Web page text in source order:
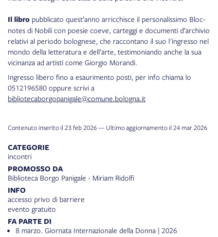
Il libro pubblicato quest’anno arricchisce il personalissimo Bloc-
notes di Nobili con poesie coeve, carteggi e documenti d’archivio
relativi al periodo bolognese, che raccontano il suo l'ingresso nel
mondo della letteratura e dell’arte, testimoniando anche la sua
vicinanza ad artisti come Giorgio Morandi.
Ingresso libero fino a esaurimento posti, per info chiama lo
0512196580 oppure scrivi a
bibliotecaborgopanigale@comune.bologna.it
CATEGORIE
incontri
PROMOSSO DA
Biblioteca Borgo Panigale - Miriam Ridolfi
INFO
accesso privo di barriere
evento gratuito
FA PARTE DI
8 marzo. Giornata Internazionale della Donna | 2026
Contenuto inserito il 23 feb 2026 — Ultimo aggiornamento il 24 mar 2026